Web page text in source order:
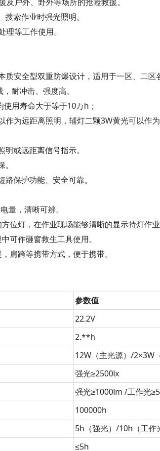
索作业时强光照明。
等工作使用。
安全型双重防爆设计，适用于一区、二区
耐冲击、强度高。
用寿命大于等于10万h；
为远距离照明，辅灯二颗3W黄光可以作
或远距离信号指示。
保护功能、安全可靠。
量，清晰可辨。
位灯，在作业现场能够清晰的显示持灯作
可作砸窗救生工具使用。
肩跨等携带方式，便于携带。
参数值
22.2V
2.**h
12W（主光源）/2×3W
强光≥2500lx
强光≥1000lm /工作光
100000h
5h（强光）/10h（工作
≤5h